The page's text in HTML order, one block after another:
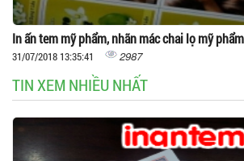
In ấn tem mỹ phẩm, nhãn mác chai lọ mỹ
31/07/2018 13:35:41 2987
TIN XEM NHIỀU NHẤT